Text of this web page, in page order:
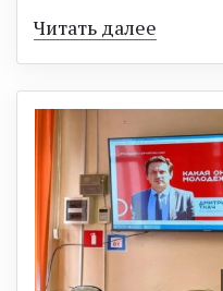
Читать далее